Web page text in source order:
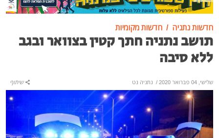
חדשות נתניה חדשות מקומיות
תושב נתניה חתך קטין בצוואר ובגב
ללא סיבה
שלישי, 04 פברואר 2020 / נתניה נט שיתוף